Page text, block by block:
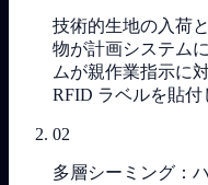
技術的生地の入荷
物が計画システム
ムが親作業指示に
RFID ラベルを貼付
02
多層シーミング：